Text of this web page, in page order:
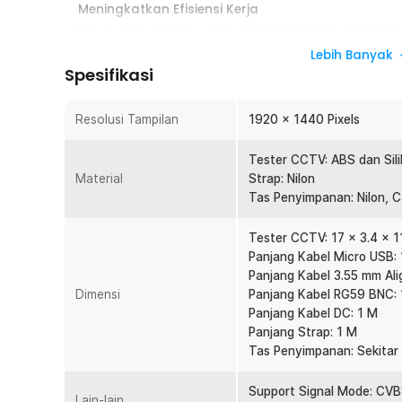
Meningkatkan Efisiensi Kerja
membutuhkan aksesori yang satu ini. Proses
perlu mengecek ke monitor utama CCTV. Cukup
Menggunakan Input VGA dan HDMI
dari salah satunya. Resolusi maksimum yang
proses pengecekan lebih maksimal.
Ditenagai Menggunakan Baterai
Waktu pengisian daya menghabiskan 4 sampai 5 jam.
mengoperasikan hingga mencapai 10 jam lamanya.
Kelengkapan Produk
Rincian yang Anda dapatkan untuk pembelian produk ini:
1 x Taffware CCTV Analog Tester 8MP Support AHD
Lebih Banyak
Spesifikasi
Resolusi Tampilan 1920 x 1440 Pixels
Material
Tester CCTV: ABS dan
Strap: Nilon
Tas Penyimpanan: Nilon,
Dimensi
Tester CCTV: 17 x 3.4 x
Panjang Kabel Micro USB:
Panjang Kabel 3.55 mm
Panjang Kabel RG59 BNC:
Panjang Kabel DC: 1 M
Panjang Strap: 1 M
Tas Penyimpanan:
Support Signal Mode: